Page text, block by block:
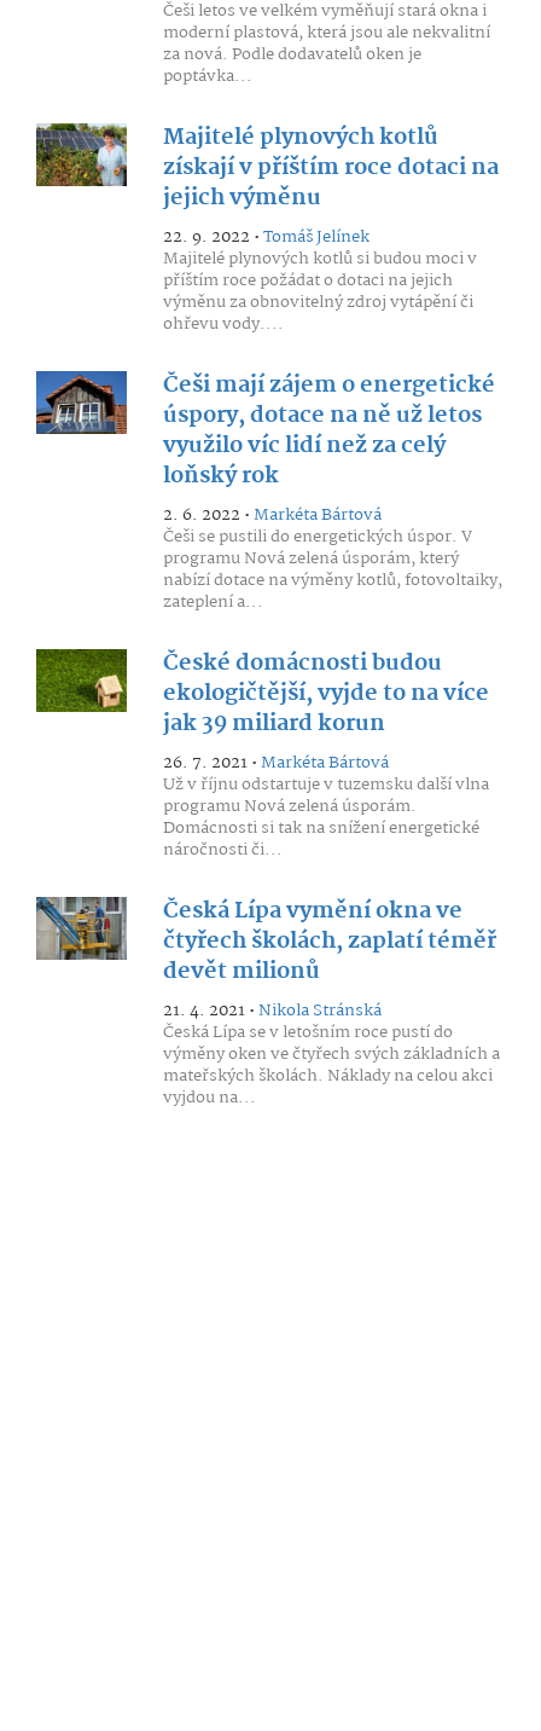
Češi letos ve velkém vyměňují stará okna i
moderní plastová, která jsou ale nekvalitní
za nová. Podle dodavatelů oken je
poptávka...
Majitelé plynových kotlů
získají v příštím roce dotaci na
jejich výměnu
22. 9. 2022 •Tomáš Jelínek
Majitelé plynových kotlů si budou moci v
příštím roce požádat o dotaci na jejich
výměnu za obnovitelný zdroj vytápění či
ohřevu vody....
Češi mají zájem o energetické
úspory, dotace na ně už letos
využilo víc lidí než za celý
loňský rok
2. 6. 2022 •Markéta Bártová
Češi se pustili do energetických úspor. V
programu Nová zelená úsporám, který
nabízí dotace na výměny kotlů, fotovoltaiky,
zateplení a...
České domácnosti budou
ekologičtější, vyjde to na více
jak 39 miliard korun
26. 7. 2021 •Markéta Bártová
Už v říjnu odstartuje v tuzemsku další vlna
programu Nová zelená úsporám.
Domácnosti si tak na snížení energetické
náročnosti či...
Česká Lípa vymění okna ve
čtyřech školách, zaplatí téměř
devět milionů
21. 4. 2021 •Nikola Stránská
Česká Lípa se v letošním roce pustí do
výměny oken ve čtyřech svých základních a
mateřských školách. Náklady na celou akci
vyjdou na...